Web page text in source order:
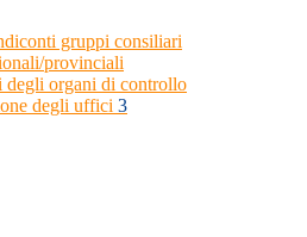
gruppi consiliari
provinciali
degli organi di controllo
degli uffici 3